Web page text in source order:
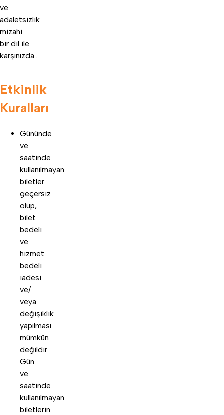
ve
adaletsizlik
mizahi
bir dil ile
karşınızda..
Etkinlik
Kuralları
Gününde
ve
saatinde
kullanılmayan
biletler
geçersiz
olup,
bilet
bedeli
ve
hizmet
bedeli
iadesi
ve/
veya
değişiklik
yapılması
mümkün
değildir.
Gün
ve
saatinde
kullanılmayan
biletlerin